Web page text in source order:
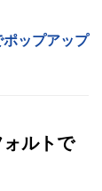
ップアップ
ルトで